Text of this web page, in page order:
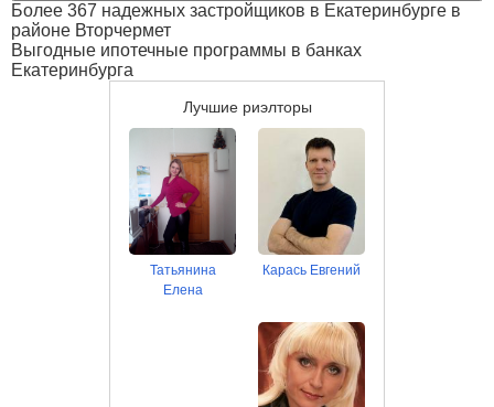
Более 367 надежных застройщиков в Екатеринбурге в
районе Вторчермет
Выгодные ипотечные программы в банках
Екатеринбурга
Лучшие риэлторы
Татьянина
Елена
Карась Евгений